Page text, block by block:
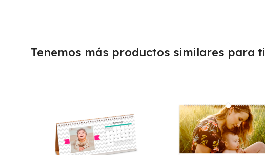
Tenemos más productos similares para ti